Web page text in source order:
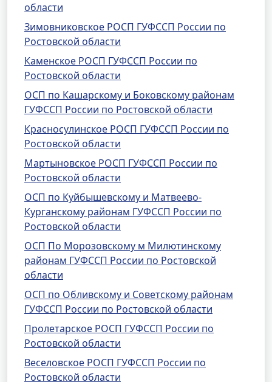
области
Зимовниковское РОСП ГУФССП России по
Ростовской области
Каменское РОСП ГУФССП России по
Ростовской области
ОСП по Кашарскому и Боковскому районам
ГУФССП России по Ростовской области
Красносулинское РОСП ГУФССП России по
Ростовской области
Мартыновское РОСП ГУФССП России по
Ростовской области
ОСП по Куйбышевскому и Матвеево-
Курганскому районам ГУФССП России по
Ростовской области
ОСП По Морозовскому м Милютинскому
районам ГУФССП России по Ростовской
области
ОСП по Обливскому и Советскому районам
ГУФССП России по Ростовской области
Пролетарское РОСП ГУФССП России по
Ростовской области
Веселовское РОСП ГУФССП России по
Ростовской области